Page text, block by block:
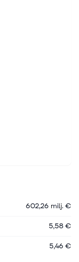
602,26 milj. €
5,58 €
5,46 €